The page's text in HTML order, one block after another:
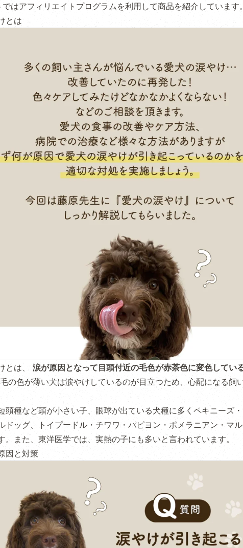
はアフィリエイトプログラムを利用して商品を紹介しています。
とは
とは、 涙が原因となって目頭付近の毛色が赤茶色に変色してい
の色が薄い犬は涙やけしているのが目立つため、心配になる飼
頭種など頭が小さい子、眼球が出ている犬種に多くペキニーズ
ドッグ、トイプードル・チワワ・パピヨン・ポメラニアン・マ
。また、東洋医学では、実熱の子にも多いと言われています。
因と対策